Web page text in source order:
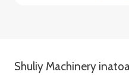
Shuliy Machinery